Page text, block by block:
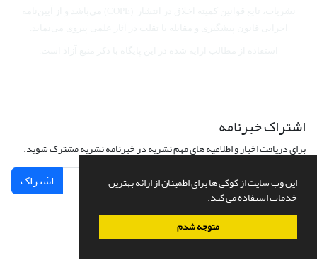
این وب سایت از کوکی ها برای اطمینان از ارائه بهترین
خدمات استفاده می کند.
متوجه شدم
اشتراک خبرنامه
برای دریافت اخبار و اطلاعیه های مهم نشریه در خبرنامه نشریه مشترک شوید.
اشتراک
سامانه مدیریت نشریات علمی.طراحی و پیاده سازی ازسیناوب